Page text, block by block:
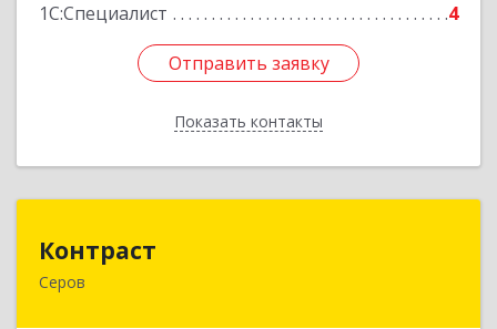
1С:Специалист
4
Отправить заявку
Показать контакты
Отправить заявку
Назад
Контраст
Серов
624993, Свердловская обл, Серов г, Ленина ул,